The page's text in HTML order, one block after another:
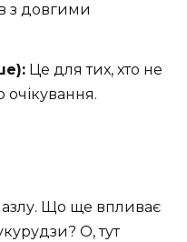
з довгими
Це для тих, хто не
очікування.
Що ще впливає
О, тут